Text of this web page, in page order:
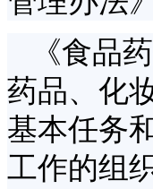
《食品
药品、化
基本任务
工作的组